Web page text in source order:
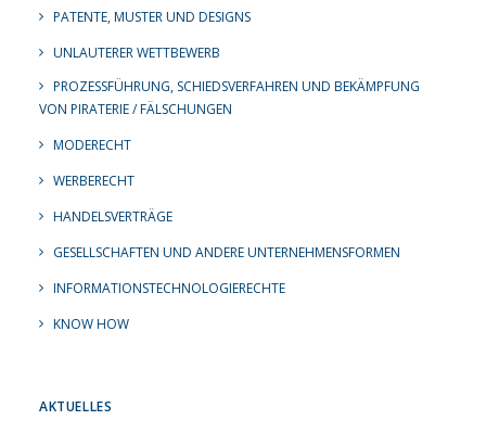
PATENTE, MUSTER UND DESIGNS
UNLAUTERER WETTBEWERB
PROZESSFÜHRUNG, SCHIEDSVERFAHREN UND BEKÄMPFUNG
VON PIRATERIE / FÄLSCHUNGEN
MODERECHT
WERBERECHT
HANDELSVERTRÄGE
GESELLSCHAFTEN UND ANDERE UNTERNEHMENSFORMEN
INFORMATIONSTECHNOLOGIERECHTE
KNOW HOW
AKTUELLES